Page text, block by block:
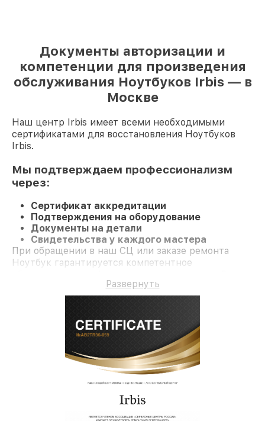
Документы авторизации и
компетенции для произведения
обслуживания Ноутбуков Irbis — в
Москве
Наш центр Irbis имеет всеми необходимыми
сертификатами для восстановления Ноутбуков
Irbis.
Мы подтверждаем профессионализм
через:
Сертификат аккредитации
Подтверждения на оборудование
Документы на детали
Свидетельства у каждого мастера
При обращении в наш СЦ или заказе ремонта
Ноутбук гарантируется компетентное
Развернуть